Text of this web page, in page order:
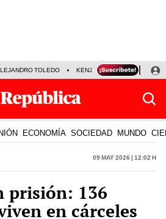
TOLEDO KENJI FUJIMORI
ECONOMÍA SOCIEDAD MUNDO
09 May 2026 | 12:02 h
prisión: 136
en cárceles